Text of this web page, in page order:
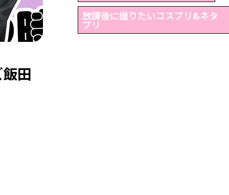
田
放課後に撮りたいコスプリ&ネタ
プリ